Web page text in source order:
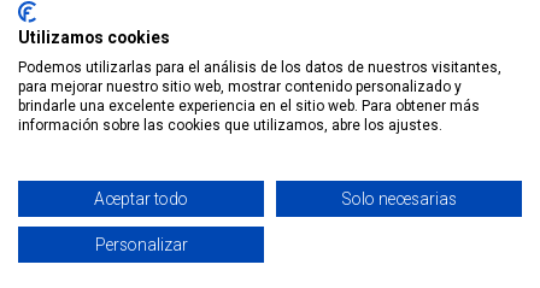
Noticias NewcorRED
Protagonistas
Sin categoría
Utilizamos cookies
Podemos utilizarlas para el análisis de los datos de nuestros visitantes,
para mejorar nuestro sitio web, mostrar contenido personalizado y
brindarle una excelente experiencia en el sitio web. Para obtener más
información sobre las cookies que utilizamos, abre los ajustes.
Aceptar todo Solo necesarias
Personalizar